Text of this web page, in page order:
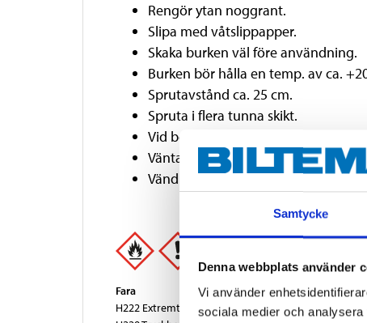
Samtycke
Denna webbplats använder
Vi använder
sociala medier och
Rengör ytan noggrant.
Slipa med våtslippapper.
Skaka burken väl före användning.
Burken bör hålla en temp. av ca.
Sprutavstånd ca. 25 cm.
Spruta i flera tunna skikt.
Vid behov vrid främre (gula) delen
Vänta 2-3 minuter mellan skikten.
Vänd burken upp och ned och
Fara
H222 Extremt brandfarlig aerosol.